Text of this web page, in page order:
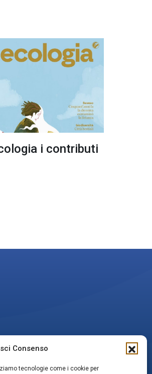
Consenso
tecnologie come i cookie per
i contributi